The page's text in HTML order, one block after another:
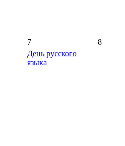
7
День русского
языка
8